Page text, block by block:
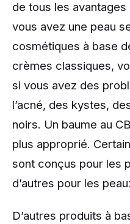
de tous les avantages
vous avez une peau
cosmétiques à base
crèmes classiques,
si vous avez des
l’acné, des kystes,
noirs. Un baume au
plus approprié.
sont conçus pour les
d’autres pour les
D’autres produits à